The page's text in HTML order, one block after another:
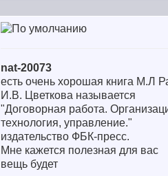
nat-20073
есть очень хорошая книга М.Л
И.В. Цветкова называется
"Договорная работа.
технология, управление."
издательство ФБК-пресс.
Мне кажется полезная для вас
вещь будет